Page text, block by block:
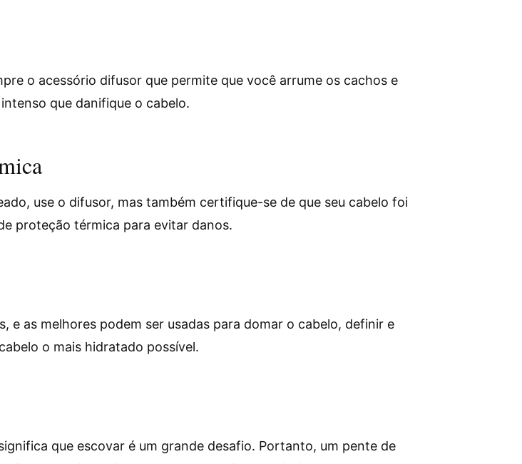
o acessório difusor que permite que você arrume os cachos e
que danifique o cabelo.
use o difusor, mas também certifique-se de que seu cabelo foi
proteção térmica para evitar danos.
e as melhores podem ser usadas para domar o cabelo, definir e
o mais hidratado possível.
que escovar é um grande desafio. Portanto, um pente de